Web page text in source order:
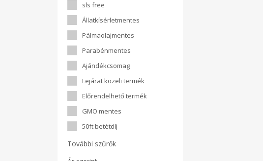
sls free
Állatkísérletmentes
Pálmaolajmentes
Parabénmentes
Ajándékcsomag
Lejárat közeli termék
Előrendelhető termék
GMO mentes
50ft betétdíj
További szűrők